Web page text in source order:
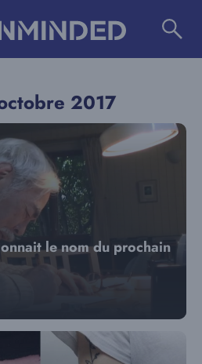
2017
le nom du prochain